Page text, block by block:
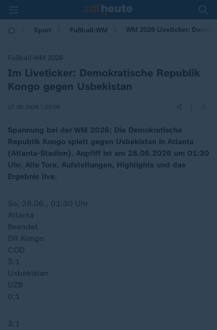
Sport Fußball-WM WM 2026 Liveticker:
Fußball-WM 2026
:
Im Liveticker: Demokratische Republik
Kongo gegen Usbekistan
27.06.2026 | 23:00
Spannung bei der WM 2026: Die Demokratische
Republik Kongo spielt gegen Usbekistan in Atlanta
(Atlanta-Stadion). Anpfiff ist am 28.06.2026 um 01:30
Uhr. Alle Tore, Aufstellungen, Highlights und das
Ergebnis live.
So, 28.06., 01:30 Uhr
Atlanta
Beendet
DR Kongo
COD
3:1
Usbekistan
UZB
0:1
3:1